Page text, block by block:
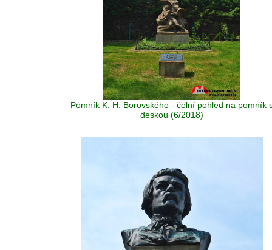
Pomník K. H. Borovského - čelní pohled na pomník
deskou (6/2018)